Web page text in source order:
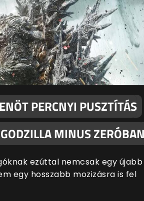
PERCNYI PUSZTÍTÁS
MINUS
ezúttal nemcsak egy újabb
egy hosszabb mozizásra is fel